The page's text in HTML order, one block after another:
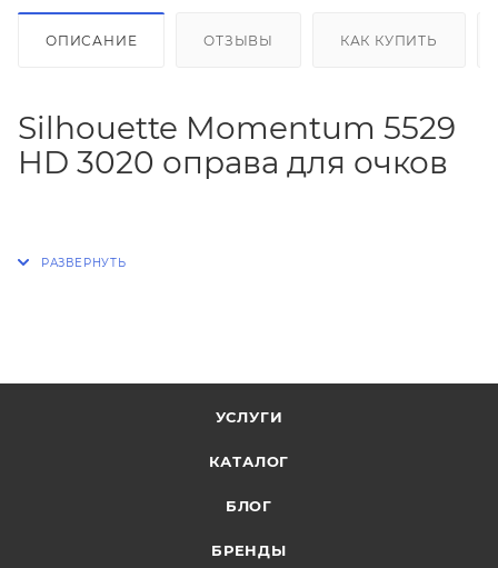
ОПИСАНИЕ ОТЗЫВЫ КАК КУПИТЬ
Silhouette Momentum 5529
HD 3020 оправа для очков
УСЛУГИ
КАТАЛОГ
БЛОГ
БРЕНДЫ